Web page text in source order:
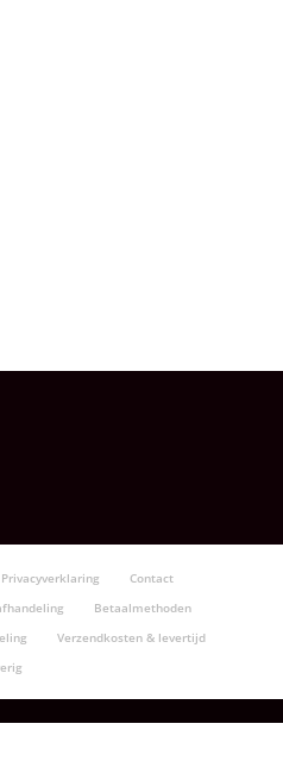
Privacyverklaring
Contact
Betaalmethoden
Verzendkosten & levertijd